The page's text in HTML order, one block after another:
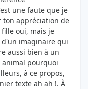
une faute que je
ton appréciation de
fille oui, mais je
d'un imaginaire qui
aussi bien à un
pourquoi
à ce propos,
texte ah ah !. À